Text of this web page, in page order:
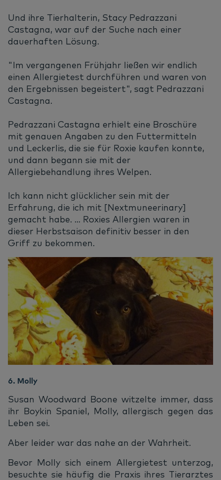
Und ihre Tierhalterin, Stacy Pedrazzani
Castagna, war auf der Suche nach einer
dauerhaften Lösung.
"Im vergangenen Frühjahr ließen wir endlich
einen Allergietest durchführen und waren von
den Ergebnissen begeistert", sagt Pedrazzani
Castagna.
Pedrazzani Castagna erhielt eine Broschüre
mit genauen Angaben zu den Futtermitteln
und Leckerlis, die sie für Roxie kaufen konnte,
und dann begann sie mit der
Allergiebehandlung ihres Welpen.
Ich kann nicht glücklicher sein mit der
Erfahrung, die ich mit [Nextmuneerinary]
gemacht habe. ... Roxies Allergien waren in
dieser Herbstsaison definitiv besser in den
Griff zu bekommen.
6. Molly
Susan Woodward Boone witzelte immer, dass
ihr Boykin Spaniel, Molly, allergisch gegen das
Leben sei.
Aber leider war das nahe an der Wahrheit.
Bevor Molly sich einem Allergietest unterzog,
besuchte sie häufig die Praxis ihres Tierarztes